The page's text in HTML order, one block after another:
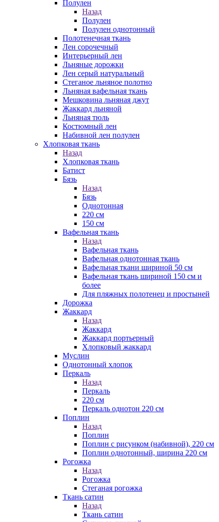
Полулен
Назад
Полулен
Полулен однотонный
Полотенечная ткань
Лен сорочечный
Интерьерный лен
Льняные дорожки
Лен серый натуральный
Стеганое льняное полотно
Льняная вафельная ткань
Мешковина льняная джут
Жаккард льняной
Льняная тюль
Костюмный лен
Набивной лен полулен
Хлопковая ткань
Назад
Хлопковая ткань
Батист
Бязь
Назад
Бязь
Однотонная
220 см
150 см
Вафельная ткань
Назад
Вафельная ткань
Вафельная однотонная ткань
Вафельная ткани шириной 50 см
Вафельная ткань шириной 150 см и
более
Для пляжных полотенец и простыней
Дорожка
Жаккард
Назад
Жаккард
Жаккард портьерный
Хлопковый жаккард
Муслин
Однотонный хлопок
Перкаль
Назад
Перкаль
220 см
Перкаль однотон 220 см
Поплин
Назад
Поплин
Поплин с рисунком (набивной), 220 см
Поплин однотонный, ширина 220 см
Рогожка
Назад
Рогожка
Стеганая рогожка
Ткань сатин
Назад
Ткань сатин